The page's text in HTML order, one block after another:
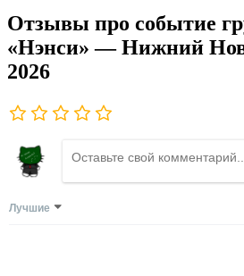
Отзывы про событие
«Нэнси» — Нижний
2026
Лучшие